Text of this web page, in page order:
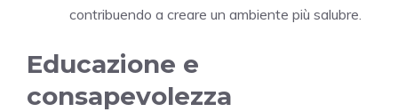
contribuendo a creare un ambiente più salubre.
Educazione e
consapevolezza